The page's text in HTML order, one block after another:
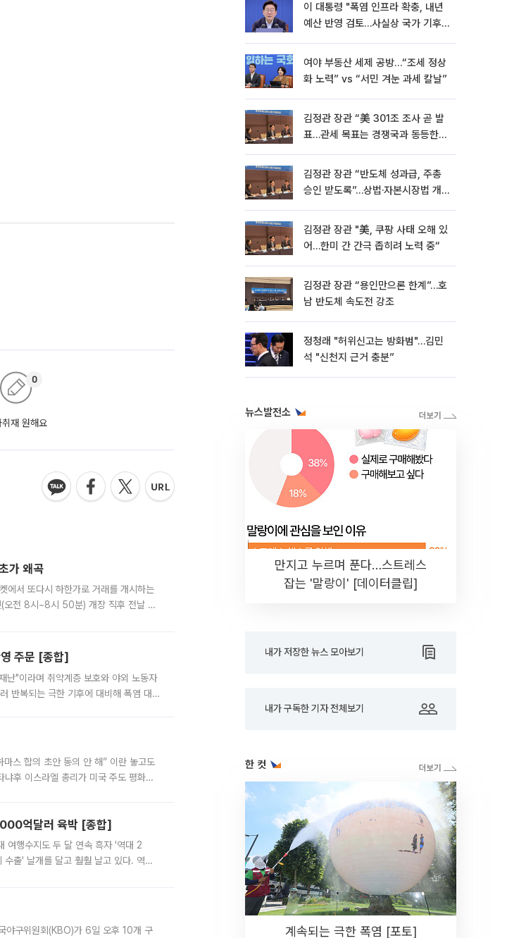
취재 원해요
0
가 왜곡
에서 또다시 하한가로 거래를 개시하는
오전 8시~8시 50분) 개장 직후 전날 정
주문 [종합]
난"이라며 취약계층 보호와 야외 노동자
반복되는 극한 기후에 대비해 폭염 대응
스 합의 초안 동의 안 해” 이란 놓고도
후 이스라엘 총리가 미국 주도 평화위
억달러 육박 [종합]
행수지도 두 달 연속 흑자 '역대 2
출' 날개를 달고 훨훨 날고 있다. 역대
야구위원회(KBO)가 6일 오후 10개 구
이 대통령 "폭염 인프라 확충, 내년
예산 반영 검토…사실상 국가 기후
여야 부동산 세제 공방…“조세 정상
화 노력” vs “서민 겨눈 과세 칼날”
김정관 장관 “美 301조 조사 곧 발
표…관세 목표는 경쟁국과 동등한
김정관 장관 “반도체 성과급, 주총
승인 받도록”…상법·자본시장법 개
김정관 장관 "美, 쿠팡 사태 오해 있
어…한미 간 간극 좁히려 노력 중“
김정관 장관 “용인만으론 한계”…호
남 반도체 속도전 강조
정청래 "허위신고는 방화범"…김민
석 "신천지 근거 충분”
뉴스발전소
만지고 누르며 푼다…스트레스
잡는 '말랑이' [데이터클립]
내가 저장한 뉴스 모아보기
내가 구독한 기자 전체보기
한 컷
계속되는 극한 폭염 [포토]